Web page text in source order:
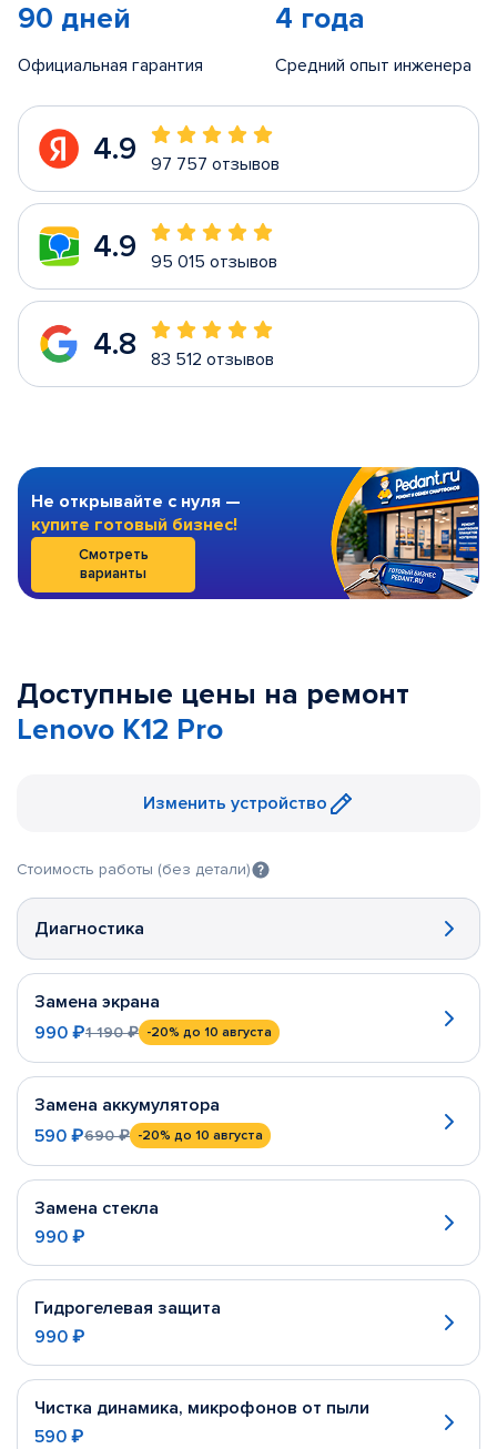
90 дней
Официальная гарантия
4 года
Средний опыт инженера
4.9 97 757 отзывов
4.9 95 015 отзывов
4.8 83 512 отзывов
Не открывайте с нуля —
купите готовый бизнес!
Смотреть
варианты
Доступные цены на ремонт
Lenovo K12 Pro
Изменить устройство
Стоимость работы (без детали)
Диагностика
Замена экрана
990 ₽1 190 ₽ -20% до 10 августа
Замена аккумулятора
590 ₽690 ₽ -20% до 10 августа
Замена стекла
990 ₽
Гидрогелевая защита
990 ₽
Чистка динамика, микрофонов от пыли
590 ₽